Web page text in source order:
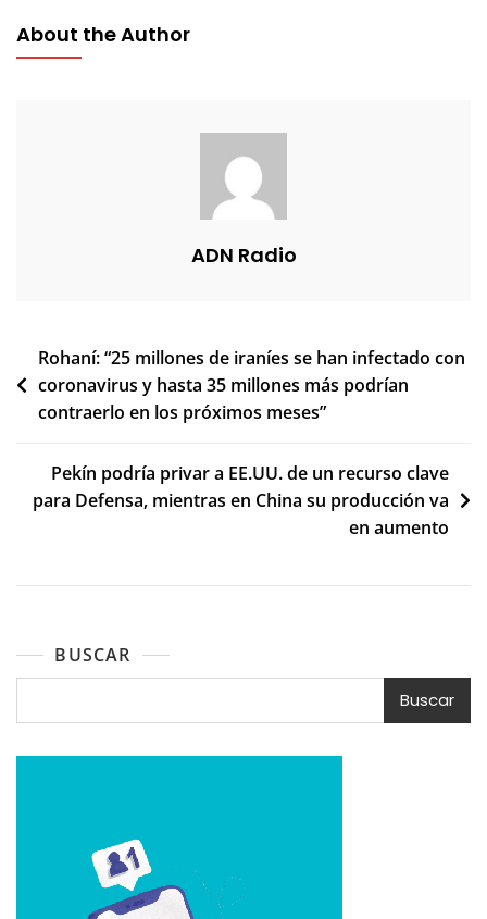
About the Author
ADN Radio
Navegación
de
entradas
Rohaní: “25 millones de iraníes se han infectado con
coronavirus y hasta 35 millones más podrían
contraerlo en los próximos meses”
Pekín podría privar a EE.UU. de un recurso clave
para Defensa, mientras en China su producción va
en aumento
BUSCAR
Buscar